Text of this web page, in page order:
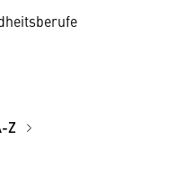
Z